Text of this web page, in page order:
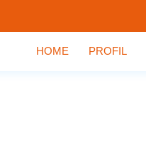
HOME PROFIL